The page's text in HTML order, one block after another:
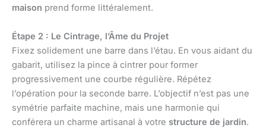
maison prend forme littéralement.
Étape 2 : Le Cintrage, l’Âme du Projet
Fixez solidement une barre dans l’étau. En vous aidant du
gabarit, utilisez la pince à cintrer pour former
progressivement une courbe régulière. Répétez
l’opération pour la seconde barre. L’objectif n’est pas une
symétrie parfaite machine, mais une harmonie qui
conférera un charme artisanal à votre structure de jardin.